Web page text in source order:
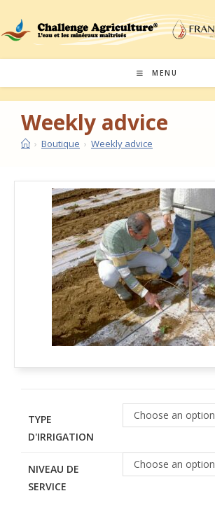
MENU
Weekly advice
› Boutique › Weekly advice
TYPE
D'IRRIGATION
Choose an option
NIVEAU DE
SERVICE
Choose an option